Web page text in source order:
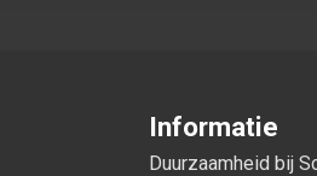
Informatie
Duurzaamheid bij